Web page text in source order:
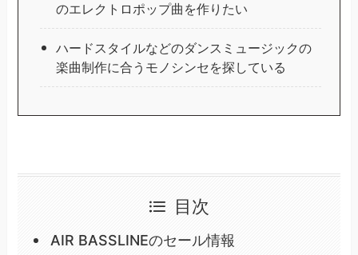
のエレクトロポップ曲を作りたい
ハードスタイルなどのダンスミュージックの
楽曲制作に合うモノシンセを探している
目次
AIR BASSLINEのセール情報